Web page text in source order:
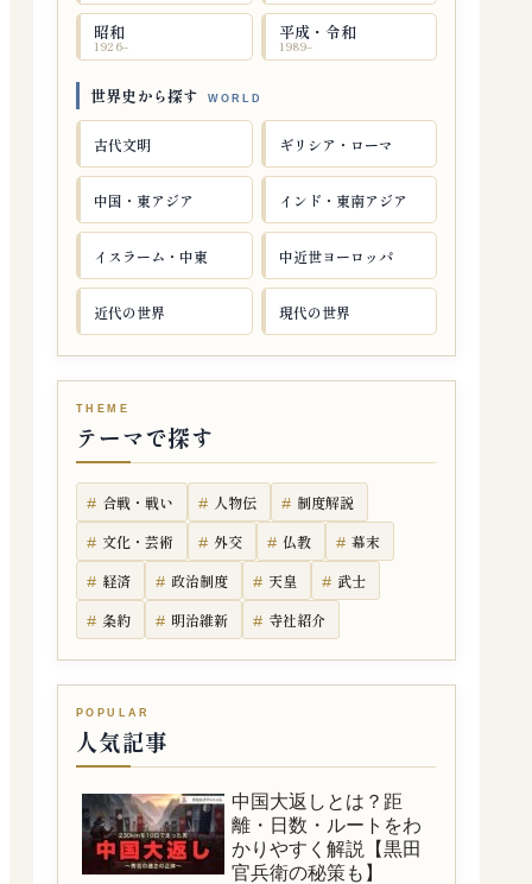
昭和
1926–
平成・令和
1989–
世界史から探す
古代文明 ギリシア・ローマ
中国・東アジア インド・東南アジア
イスラーム・中東 中近世ヨーロッパ
近代の世界 現代の世界
テーマで探す
合戦・戦い 人物伝
制度解説
文化・芸術
外交 仏教
幕末
経済
政治制度 天皇
武士
条約
明治維新 寺社紹介
人気記事
中国大返しとは？距
離・日数・ルートをわ
かりやすく解説【黒田
官兵衛の秘策も】